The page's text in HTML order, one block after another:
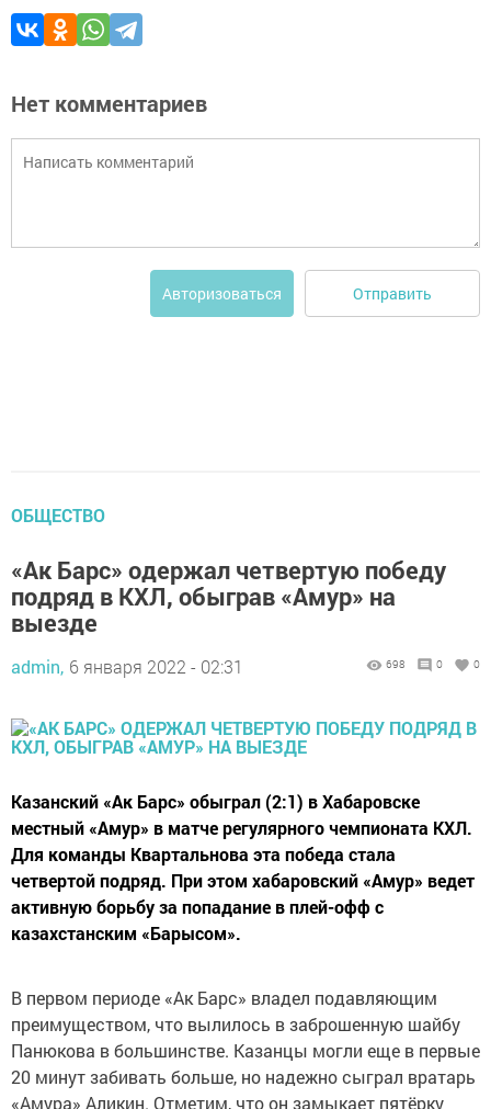
Нет комментариев
Авторизоваться Отправить
ОБЩЕСТВО
«Ак Барс» одержал четвертую победу
подряд в КХЛ, обыграв «Амур» на
выезде
admin, 6 января 2022 - 02:31 698 0 0
Казанский «Ак Барс» обыграл (2:1) в Хабаровске
местный «Амур» в матче регулярного чемпионата КХЛ.
Для команды Квартальнова эта победа стала
четвертой подряд. При этом хабаровский «Амур» ведет
активную борьбу за попадание в плей-офф с
казахстанским «Барысом».
В первом периоде «Ак Барс» владел подавляющим
преимуществом, что вылилось в заброшенную шайбу
Панюкова в большинстве. Казанцы могли еще в первые
20 минут забивать больше, но надежно сыграл вратарь
«Амура» Аликин. Отметим, что он замыкает пятёрку